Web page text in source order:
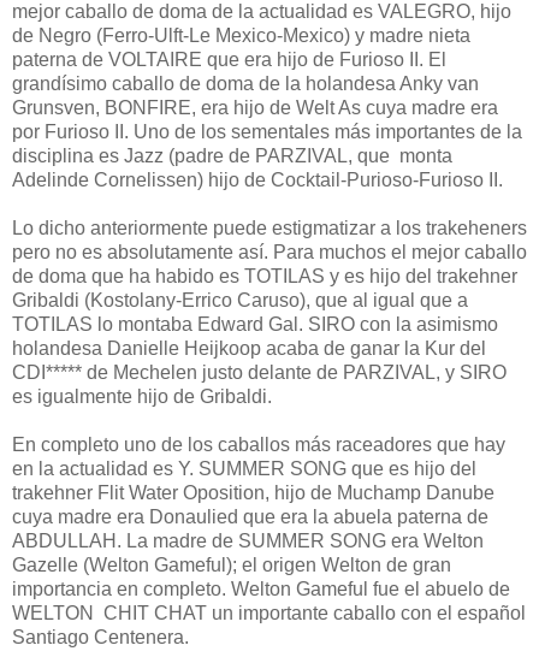
mejor caballo de doma de la actualidad es VALEGRO, hijo
de Negro (Ferro-Ulft-Le Mexico-Mexico) y madre nieta
paterna de VOLTAIRE que era hijo de Furioso II. El
grandísimo caballo de doma de la holandesa Anky van
Grunsven, BONFIRE, era hijo de Welt As cuya madre era
por Furioso II. Uno de los sementales más importantes de la
disciplina es Jazz (padre de PARZIVAL, que monta
Adelinde Cornelissen) hijo de Cocktail-Purioso-Furioso II.
Lo dicho anteriormente puede estigmatizar a los trakeheners
pero no es absolutamente así. Para muchos el mejor caballo
de doma que ha habido es TOTILAS y es hijo del trakehner
Gribaldi (Kostolany-Errico Caruso), que al igual que a
TOTILAS lo montaba Edward Gal. SIRO con la asimismo
holandesa Danielle Heijkoop acaba de ganar la Kur del
CDI***** de Mechelen justo delante de PARZIVAL, y SIRO
es igualmente hijo de Gribaldi.
En completo uno de los caballos más raceadores que hay
en la actualidad es Y. SUMMER SONG que es hijo del
trakehner Flit Water Oposition, hijo de Muchamp Danube
cuya madre era Donaulied que era la abuela paterna de
ABDULLAH. La madre de SUMMER SONG era Welton
Gazelle (Welton Gameful); el origen Welton de gran
importancia en completo. Welton Gameful fue el abuelo de
WELTON CHIT CHAT un importante caballo con el español
Santiago Centenera.